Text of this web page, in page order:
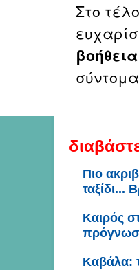
Στο
βοήθεια
Πιο
ταξίδι...
Καιρός
Καβάλα: